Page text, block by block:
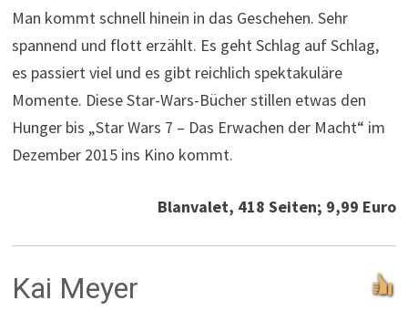
Man kommt schnell hinein in das Geschehen. Sehr
spannend und flott erzählt. Es geht Schlag auf Schlag,
es passiert viel und es gibt reichlich spektakuläre
Momente. Diese Star-Wars-Bücher stillen etwas den
Hunger bis „Star Wars 7 – Das Erwachen der Macht“ im
Dezember 2015 ins Kino kommt.
Blanvalet, 418 Seiten; 9,99 Euro
Kai Meyer